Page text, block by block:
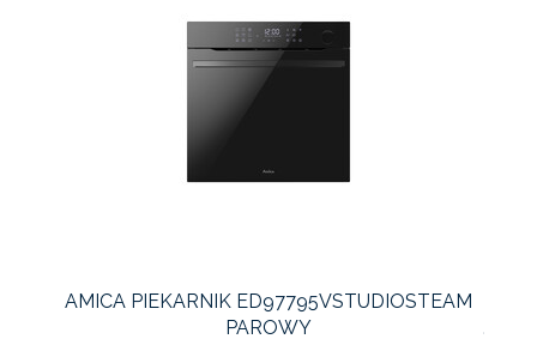
AMICA PIEKARNIK ED97795VSTUDIOSTEAM
PAROWY